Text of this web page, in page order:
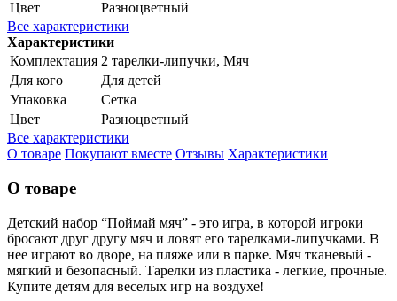
Цвет
Разноцветный
Все характеристики
Характеристики
Комплектация 2 тарелки-липучки, Мяч
Для кого
Для детей
Упаковка
Сетка
Цвет
Разноцветный
Все характеристики
О товаре Покупают вместе Отзывы Характеристики
О товаре
Детский набор “Поймай мяч” - это игра, в которой игроки
бросают друг другу мяч и ловят его тарелками-липучками. В
нее играют во дворе, на пляже или в парке. Мяч тканевый -
мягкий и безопасный. Тарелки из пластика - легкие, прочные.
Купите детям для веселых игр на воздухе!